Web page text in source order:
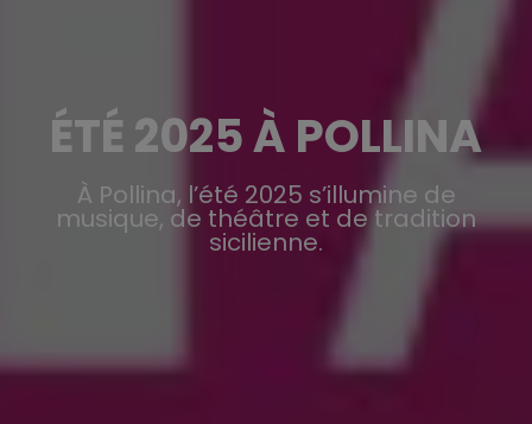
ÉTÉ 2025 À POLLINA
À Pollina, l’été 2025 s’illumine de
musique, de théâtre et de tradition
sicilienne.